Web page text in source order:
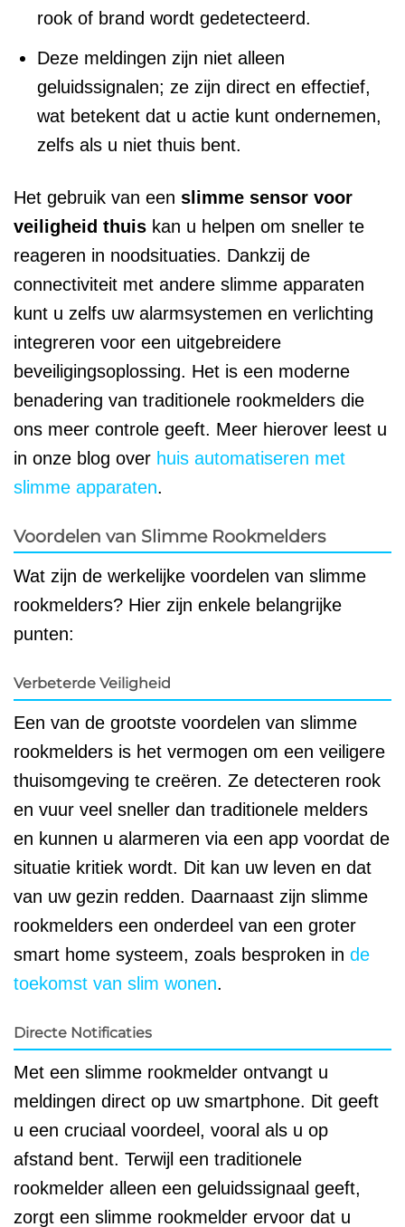
rook of brand wordt gedetecteerd.
Deze meldingen zijn niet alleen
geluidssignalen; ze zijn direct en effectief,
wat betekent dat u actie kunt ondernemen,
zelfs als u niet thuis bent.
Het gebruik van een slimme sensor voor
veiligheid thuis kan u helpen om sneller te
reageren in noodsituaties. Dankzij de
connectiviteit met andere slimme apparaten
kunt u zelfs uw alarmsystemen en verlichting
integreren voor een uitgebreidere
beveiligingsoplossing. Het is een moderne
benadering van traditionele rookmelders die
ons meer controle geeft. Meer hierover leest u
in onze blog over huis automatiseren met
slimme apparaten.
Voordelen van Slimme Rookmelders
Wat zijn de werkelijke voordelen van slimme
rookmelders? Hier zijn enkele belangrijke
punten:
Verbeterde Veiligheid
Een van de grootste voordelen van slimme
rookmelders is het vermogen om een veiligere
thuisomgeving te creëren. Ze detecteren rook
en vuur veel sneller dan traditionele melders
en kunnen u alarmeren via een app voordat de
situatie kritiek wordt. Dit kan uw leven en dat
van uw gezin redden. Daarnaast zijn slimme
rookmelders een onderdeel van een groter
smart home systeem, zoals besproken in de
toekomst van slim wonen.
Directe Notificaties
Met een slimme rookmelder ontvangt u
meldingen direct op uw smartphone. Dit geeft
u een cruciaal voordeel, vooral als u op
afstand bent. Terwijl een traditionele
rookmelder alleen een geluidssignaal geeft,
zorgt een slimme rookmelder ervoor dat u